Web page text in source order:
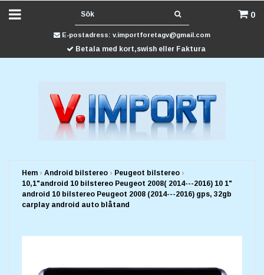
0
E-postadress: v.importforetagv@gmail.com
Betala med kort,swish eller Faktura
Hem › Android bilstereo › Peugeot bilstereo ›
10,1"android 10 bilstereo Peugeot 2008( 2014---2016) 10 1"
android 10 bilstereo Peugeot 2008 (2014---2016) gps, 32gb
carplay android auto blåtand